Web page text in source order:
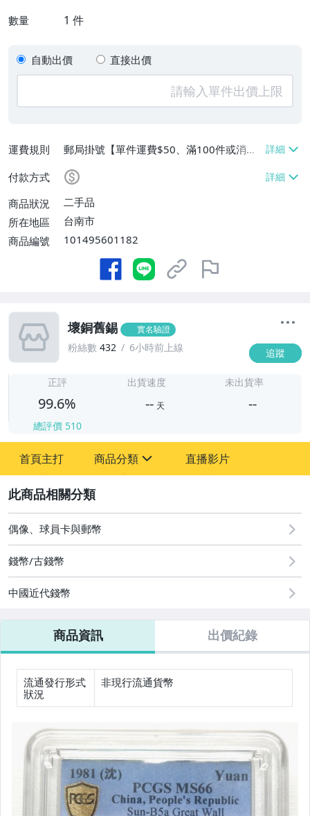
數量 1 件
自動出價 直接出價
運費規則
郵局掛號【單件運費$50、滿100件或消費
付款方式
商品狀況
二手品
所在地區
台南市
商品編號
101495601182
壞銅舊錫 實名驗證
粉絲數 432 6小時前上線 追蹤
正評
99.6%
總評價 510
出貨速度
-- 天
未出貨率
--
首頁主打 商品分類
古董、藝術與礦石
偶像、球員卡與郵幣
直播影片
偶像、球員卡與郵幣
錢幣/古錢幣
中國近代錢幣
商品資訊 出價紀錄
流通發行形式
狀況
非現行流通貨幣